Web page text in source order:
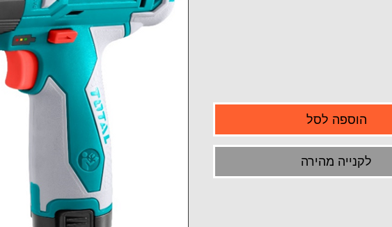
הוספה לסל
לקנייה מהירה